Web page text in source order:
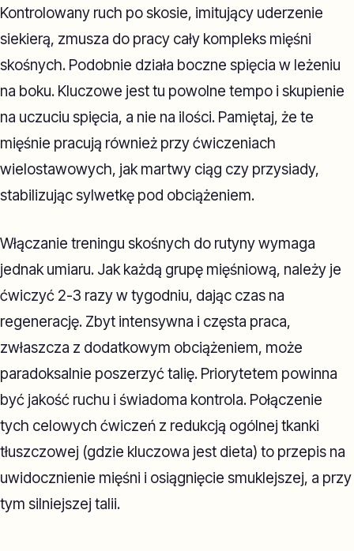
Kontrolowany ruch po skosie, imitujący uderzenie
siekierą, zmusza do pracy cały kompleks mięśni
skośnych. Podobnie działa boczne spięcia w leżeniu
na boku. Kluczowe jest tu powolne tempo i skupienie
na uczuciu spięcia, a nie na ilości. Pamiętaj, że te
mięśnie pracują również przy ćwiczeniach
wielostawowych, jak martwy ciąg czy przysiady,
stabilizując sylwetkę pod obciążeniem.
Włączanie treningu skośnych do rutyny wymaga
jednak umiaru. Jak każdą grupę mięśniową, należy je
ćwiczyć 2-3 razy w tygodniu, dając czas na
regenerację. Zbyt intensywna i częsta praca,
zwłaszcza z dodatkowym obciążeniem, może
paradoksalnie poszerzyć talię. Priorytetem powinna
być jakość ruchu i świadoma kontrola. Połączenie
tych celowych ćwiczeń z redukcją ogólnej tkanki
tłuszczowej (gdzie kluczowa jest dieta) to przepis na
uwidocznienie mięśni i osiągnięcie smuklejszej, a przy
tym silniejszej talii.